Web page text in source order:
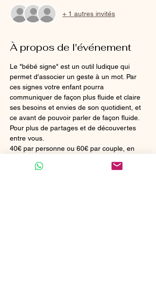
+ 1 autres invités
À propos de l'événement
Le "bébé signe" est un outil ludique qui
permet d'associer un geste à un mot. Par
ces signes votre enfant pourra
communiquer de façon plus fluide et claire
ses besoins et envies de son quotidient, et
ce avant de pouvoir parler de façon fluide.
Pour plus de partages et de découvertes
entre vous.
40€ par personne ou 60€ par couple, en
le compte BE52-3632-1997-3509 au nom